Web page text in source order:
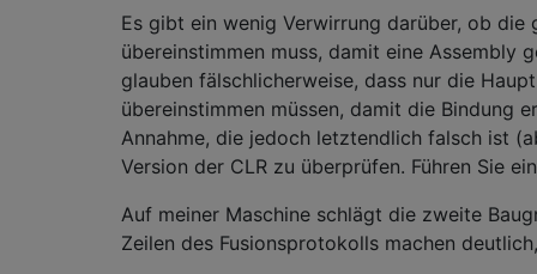
Es gibt ein wenig Verwirrung darüber, ob die
übereinstimmen muss, damit eine Assembly
glauben fälschlicherweise, dass nur die
übereinstimmen müssen, damit die Bindung
Annahme, die jedoch letztendlich falsch ist
Version der CLR zu überprüfen. Führen Sie
Auf meiner Maschine schlägt die zweite
Zeilen des Fusionsprotokolls machen